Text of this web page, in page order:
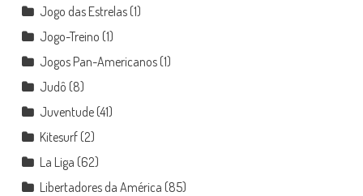
Jogo das Estrelas(1)
Jogo-Treino (1)
Jogos Pan-Americanos(1)
Judô (8)
Juventude(41)
Kitesurf(2)
La Liga (62)
Libertadores da América (85)